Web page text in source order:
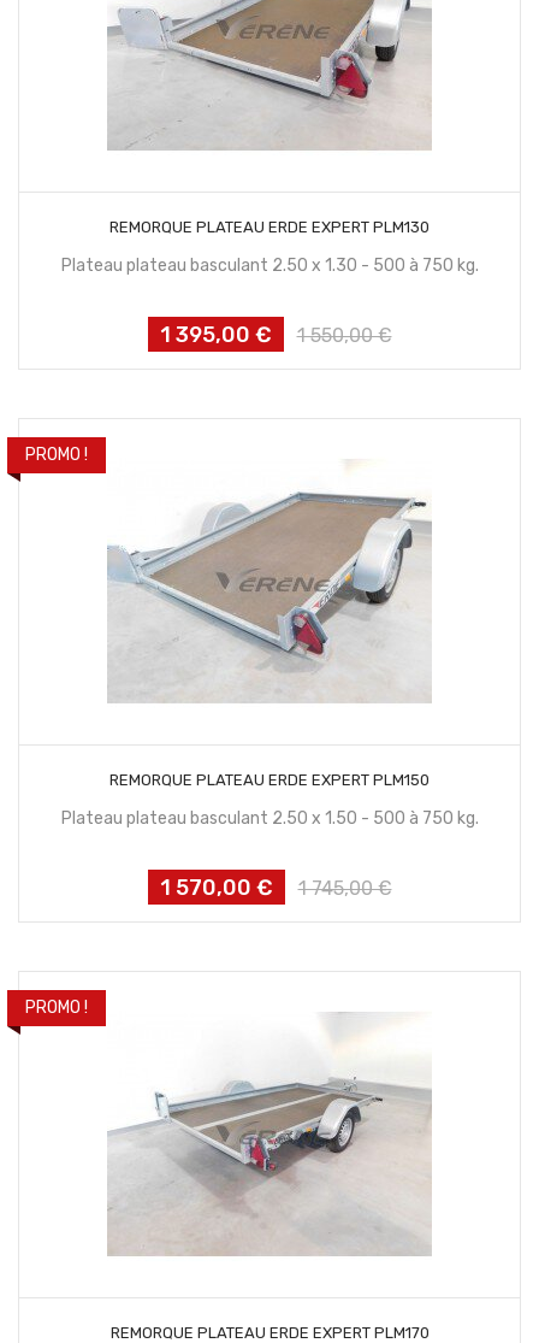
REMORQUE PLATEAU ERDE EXPERT PLM130
Plateau plateau basculant 2.50 x 1.30 - 500 à 750 kg.
Prix
1 395,00 €
Prix
1 550,00 €
PROMO !
REMORQUE PLATEAU ERDE EXPERT PLM150
Plateau plateau basculant 2.50 x 1.50 - 500 à 750 kg.
Prix1 570,00 €
Prix
1 745,00 €
PROMO !
REMORQUE PLATEAU ERDE EXPERT PLM170